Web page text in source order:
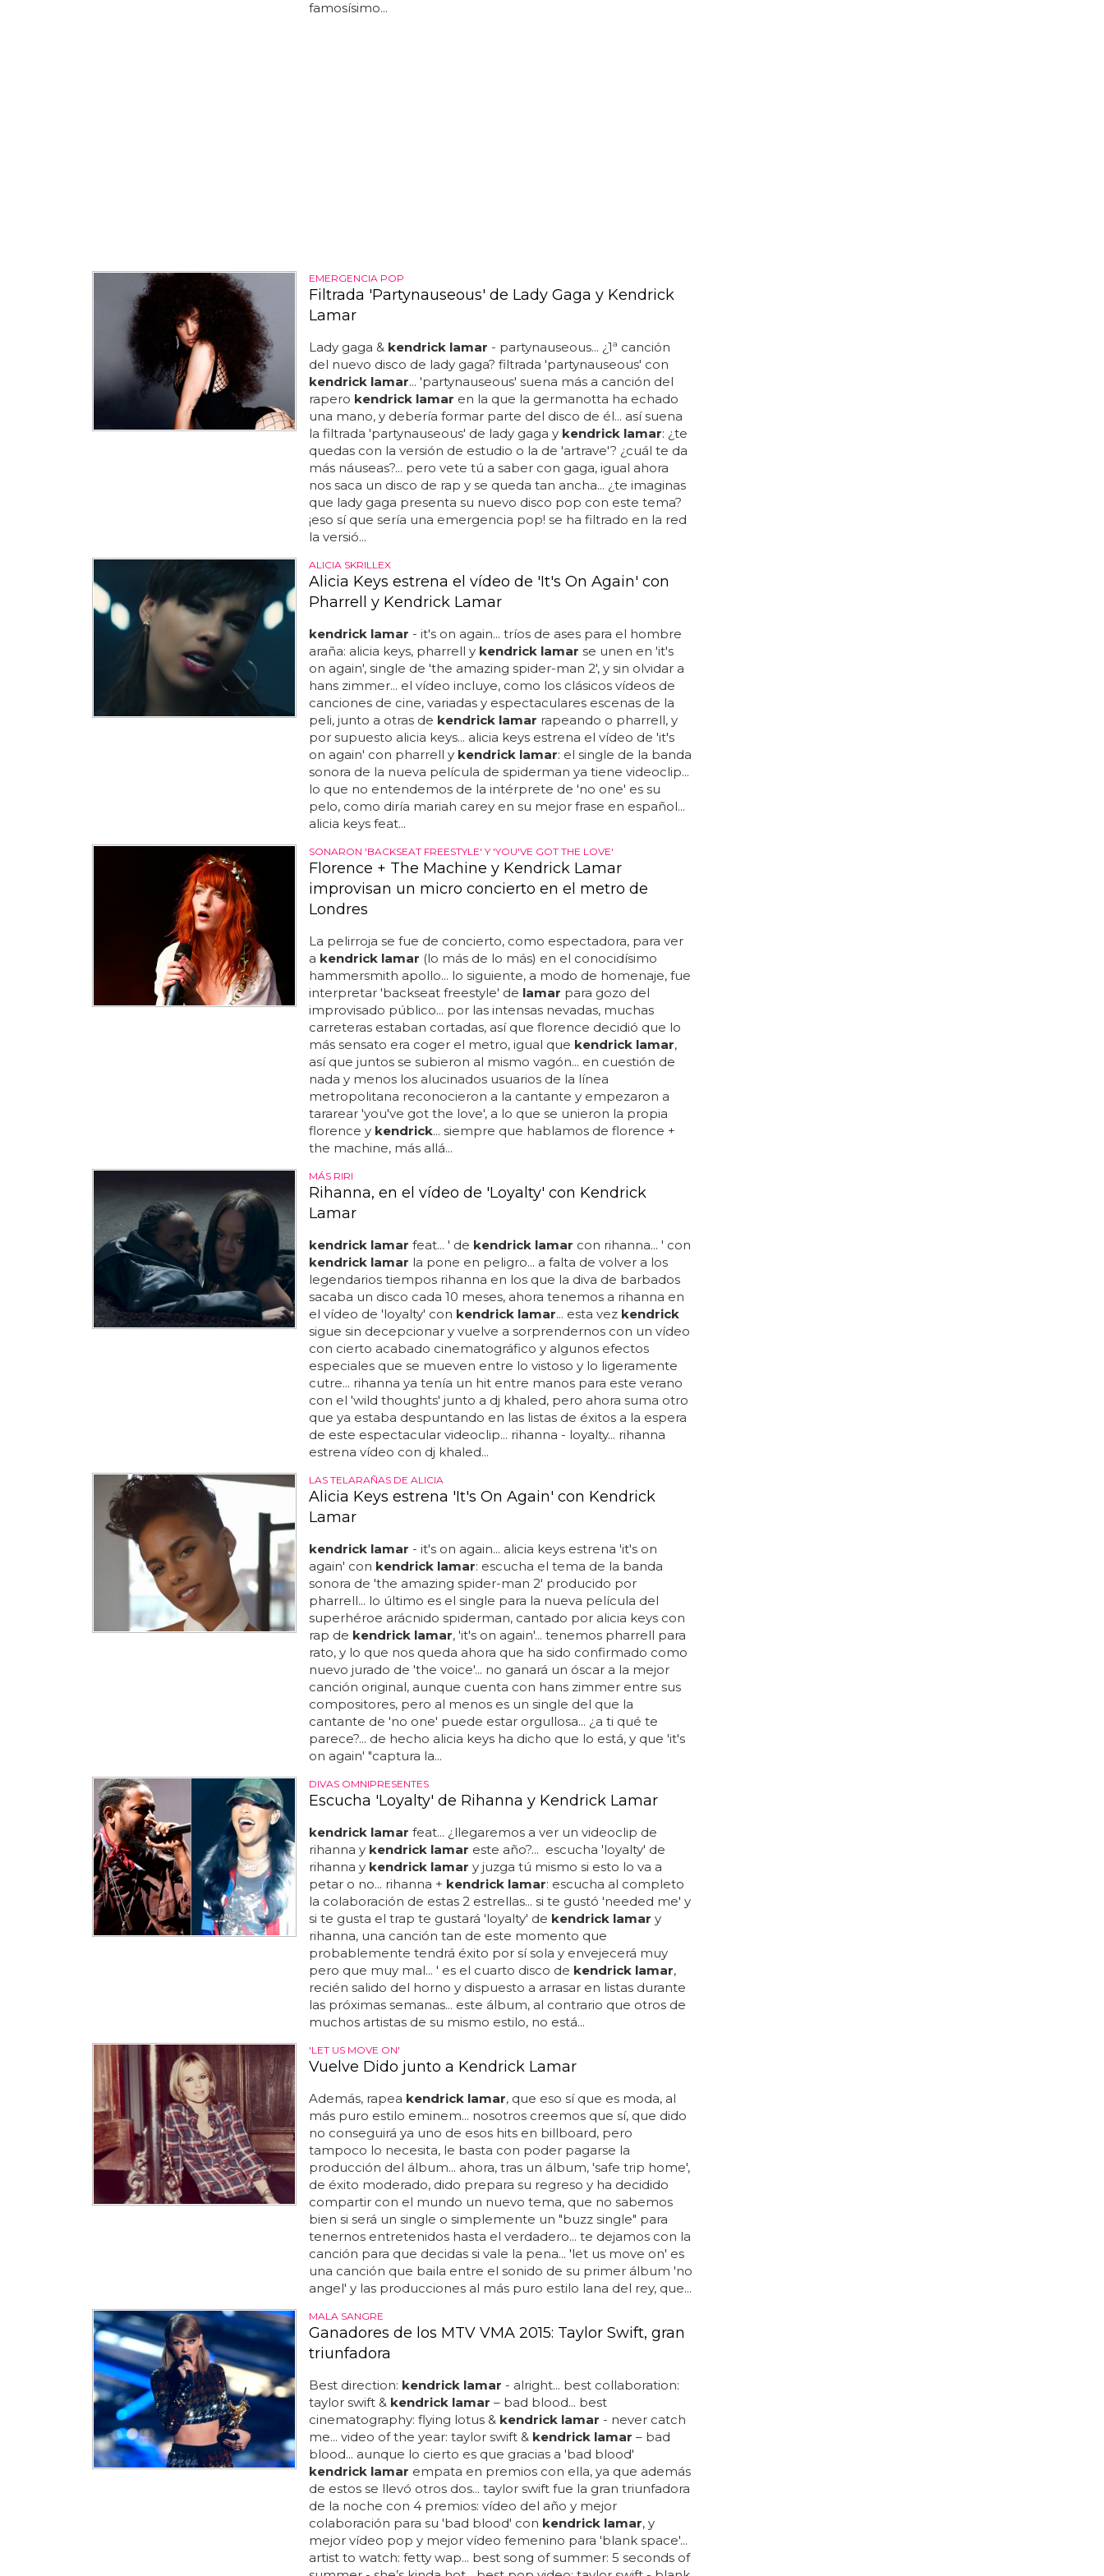
famosísimo...
EMERGENCIA POP
Filtrada 'Partynauseous' de Lady Gaga y Kendrick
Lamar
Lady gaga & kendrick lamar - partynauseous... ¿1ª canción
del nuevo disco de lady gaga? filtrada 'partynauseous' con
kendrick lamar... 'partynauseous' suena más a canción del
rapero kendrick lamar en la que la germanotta ha echado
una mano, y debería formar parte del disco de él... así suena
la filtrada 'partynauseous' de lady gaga y kendrick lamar: ¿te
quedas con la versión de estudio o la de 'artrave'? ¿cuál te da
más náuseas?... pero vete tú a saber con gaga, igual ahora
nos saca un disco de rap y se queda tan ancha... ¿te imaginas
que lady gaga presenta su nuevo disco pop con este tema?
¡eso sí que sería una emergencia pop! se ha filtrado en la red
la versió...
ALICIA SKRILLEX
Alicia Keys estrena el vídeo de 'It's On Again' con
Pharrell y Kendrick Lamar
kendrick lamar - it's on again... tríos de ases para el hombre
araña: alicia keys, pharrell y kendrick lamar se unen en 'it's
on again', single de 'the amazing spider-man 2', y sin olvidar a
hans zimmer... el vídeo incluye, como los clásicos vídeos de
canciones de cine, variadas y espectaculares escenas de la
peli, junto a otras de kendrick lamar rapeando o pharrell, y
por supuesto alicia keys... alicia keys estrena el vídeo de 'it's
on again' con pharrell y kendrick lamar: el single de la banda
sonora de la nueva película de spiderman ya tiene videoclip...
lo que no entendemos de la intérprete de 'no one' es su
pelo, como diría mariah carey en su mejor frase en español...
alicia keys feat...
SONARON 'BACKSEAT FREESTYLE' Y 'YOU'VE GOT THE LOVE'
Florence + The Machine y Kendrick Lamar
improvisan un micro concierto en el metro de
Londres
La pelirroja se fue de concierto, como espectadora, para ver
a kendrick lamar (lo más de lo más) en el conocidísimo
hammersmith apollo... lo siguiente, a modo de homenaje, fue
interpretar 'backseat freestyle' de lamar para gozo del
improvisado público... por las intensas nevadas, muchas
carreteras estaban cortadas, así que florence decidió que lo
más sensato era coger el metro, igual que kendrick lamar,
así que juntos se subieron al mismo vagón... en cuestión de
nada y menos los alucinados usuarios de la línea
metropolitana reconocieron a la cantante y empezaron a
tararear 'you've got the love', a lo que se unieron la propia
florence y kendrick... siempre que hablamos de florence +
the machine, más allá...
MÁS RIRI
Rihanna, en el vídeo de 'Loyalty' con Kendrick
Lamar
kendrick lamar feat... ' de kendrick lamar con rihanna... ' con
kendrick lamar la pone en peligro... a falta de volver a los
legendarios tiempos rihanna en los que la diva de barbados
sacaba un disco cada 10 meses, ahora tenemos a rihanna en
el vídeo de 'loyalty' con kendrick lamar... esta vez kendrick
sigue sin decepcionar y vuelve a sorprendernos con un vídeo
con cierto acabado cinematográfico y algunos efectos
especiales que se mueven entre lo vistoso y lo ligeramente
cutre... rihanna ya tenía un hit entre manos para este verano
con el 'wild thoughts' junto a dj khaled, pero ahora suma otro
que ya estaba despuntando en las listas de éxitos a la espera
de este espectacular videoclip... rihanna - loyalty... rihanna
estrena vídeo con dj khaled...
LAS TELARAÑAS DE ALICIA
Alicia Keys estrena 'It's On Again' con Kendrick
Lamar
kendrick lamar - it's on again... alicia keys estrena 'it's on
again' con kendrick lamar: escucha el tema de la banda
sonora de 'the amazing spider-man 2' producido por
pharrell... lo último es el single para la nueva película del
superhéroe arácnido spiderman, cantado por alicia keys con
rap de kendrick lamar, 'it's on again'... tenemos pharrell para
rato, y lo que nos queda ahora que ha sido confirmado como
nuevo jurado de 'the voice'... no ganará un óscar a la mejor
canción original, aunque cuenta con hans zimmer entre sus
compositores, pero al menos es un single del que la
cantante de 'no one' puede estar orgullosa... ¿a ti qué te
parece?... de hecho alicia keys ha dicho que lo está, y que 'it's
on again' "captura la...
DIVAS OMNIPRESENTES
Escucha 'Loyalty' de Rihanna y Kendrick Lamar
kendrick lamar feat... ¿llegaremos a ver un videoclip de
rihanna y kendrick lamar este año?... escucha 'loyalty' de
rihanna y kendrick lamar y juzga tú mismo si esto lo va a
petar o no... rihanna + kendrick lamar: escucha al completo
la colaboración de estas 2 estrellas... si te gustó 'needed me' y
si te gusta el trap te gustará 'loyalty' de kendrick lamar y
rihanna, una canción tan de este momento que
probablemente tendrá éxito por sí sola y envejecerá muy
pero que muy mal... ' es el cuarto disco de kendrick lamar,
recién salido del horno y dispuesto a arrasar en listas durante
las próximas semanas... este álbum, al contrario que otros de
muchos artistas de su mismo estilo, no está...
'LET US MOVE ON'
Vuelve Dido junto a Kendrick Lamar
Además, rapea kendrick lamar, que eso sí que es moda, al
más puro estilo eminem... nosotros creemos que sí, que dido
no conseguirá ya uno de esos hits en billboard, pero
tampoco lo necesita, le basta con poder pagarse la
producción del álbum... ahora, tras un álbum, 'safe trip home',
de éxito moderado, dido prepara su regreso y ha decidido
compartir con el mundo un nuevo tema, que no sabemos
bien si será un single o simplemente un "buzz single" para
tenernos entretenidos hasta el verdadero... te dejamos con la
canción para que decidas si vale la pena... 'let us move on' es
una canción que baila entre el sonido de su primer álbum 'no
angel' y las producciones al más puro estilo lana del rey, que...
MALA SANGRE
Ganadores de los MTV VMA 2015: Taylor Swift, gran
triunfadora
Best direction: kendrick lamar - alright... best collaboration:
taylor swift & kendrick lamar – bad blood... best
cinematography: flying lotus & kendrick lamar - never catch
me... video of the year: taylor swift & kendrick lamar – bad
blood... aunque lo cierto es que gracias a 'bad blood'
kendrick lamar empata en premios con ella, ya que además
de estos se llevó otros dos... taylor swift fue la gran triunfadora
de la noche con 4 premios: vídeo del año y mejor
colaboración para su 'bad blood' con kendrick lamar, y
mejor vídeo pop y mejor vídeo femenino para 'blank space'...
artist to watch: fetty wap... best song of summer: 5 seconds of